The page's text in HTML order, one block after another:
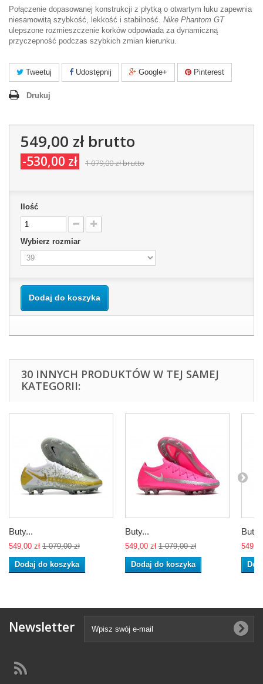
Połączenie dopasowanej konstrukcji z płytką o otwartym łuku zapewnia
niesamowitą szybkość, lekkość i stabilność. Nike Phantom GT
ulepszone rozmieszczenie korków odpowiada za dynamiczną
przyczepność podczas szybkich zmian kierunku.
Tweetuj Udostępnij Google+ Pinterest
Drukuj
549,00 złbrutto
-530,00 zł 1 079,00 złbrutto
Ilość
Wybierz rozmiar
Dodaj do koszyka
30 INNYCH PRODUKTÓW W TEJ SAMEJ
KATEGORII:
Buty...
549,00 zł 1 079,00 zł
Dodaj do koszyka
Buty...
549,00 zł 1 079,00 zł
Dodaj do koszyka
Newsletter